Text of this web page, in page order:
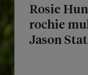
Rosie
rochie
Jason